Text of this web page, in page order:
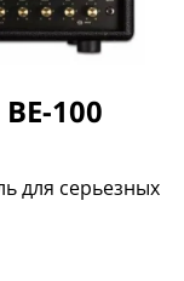
100
для серьезных